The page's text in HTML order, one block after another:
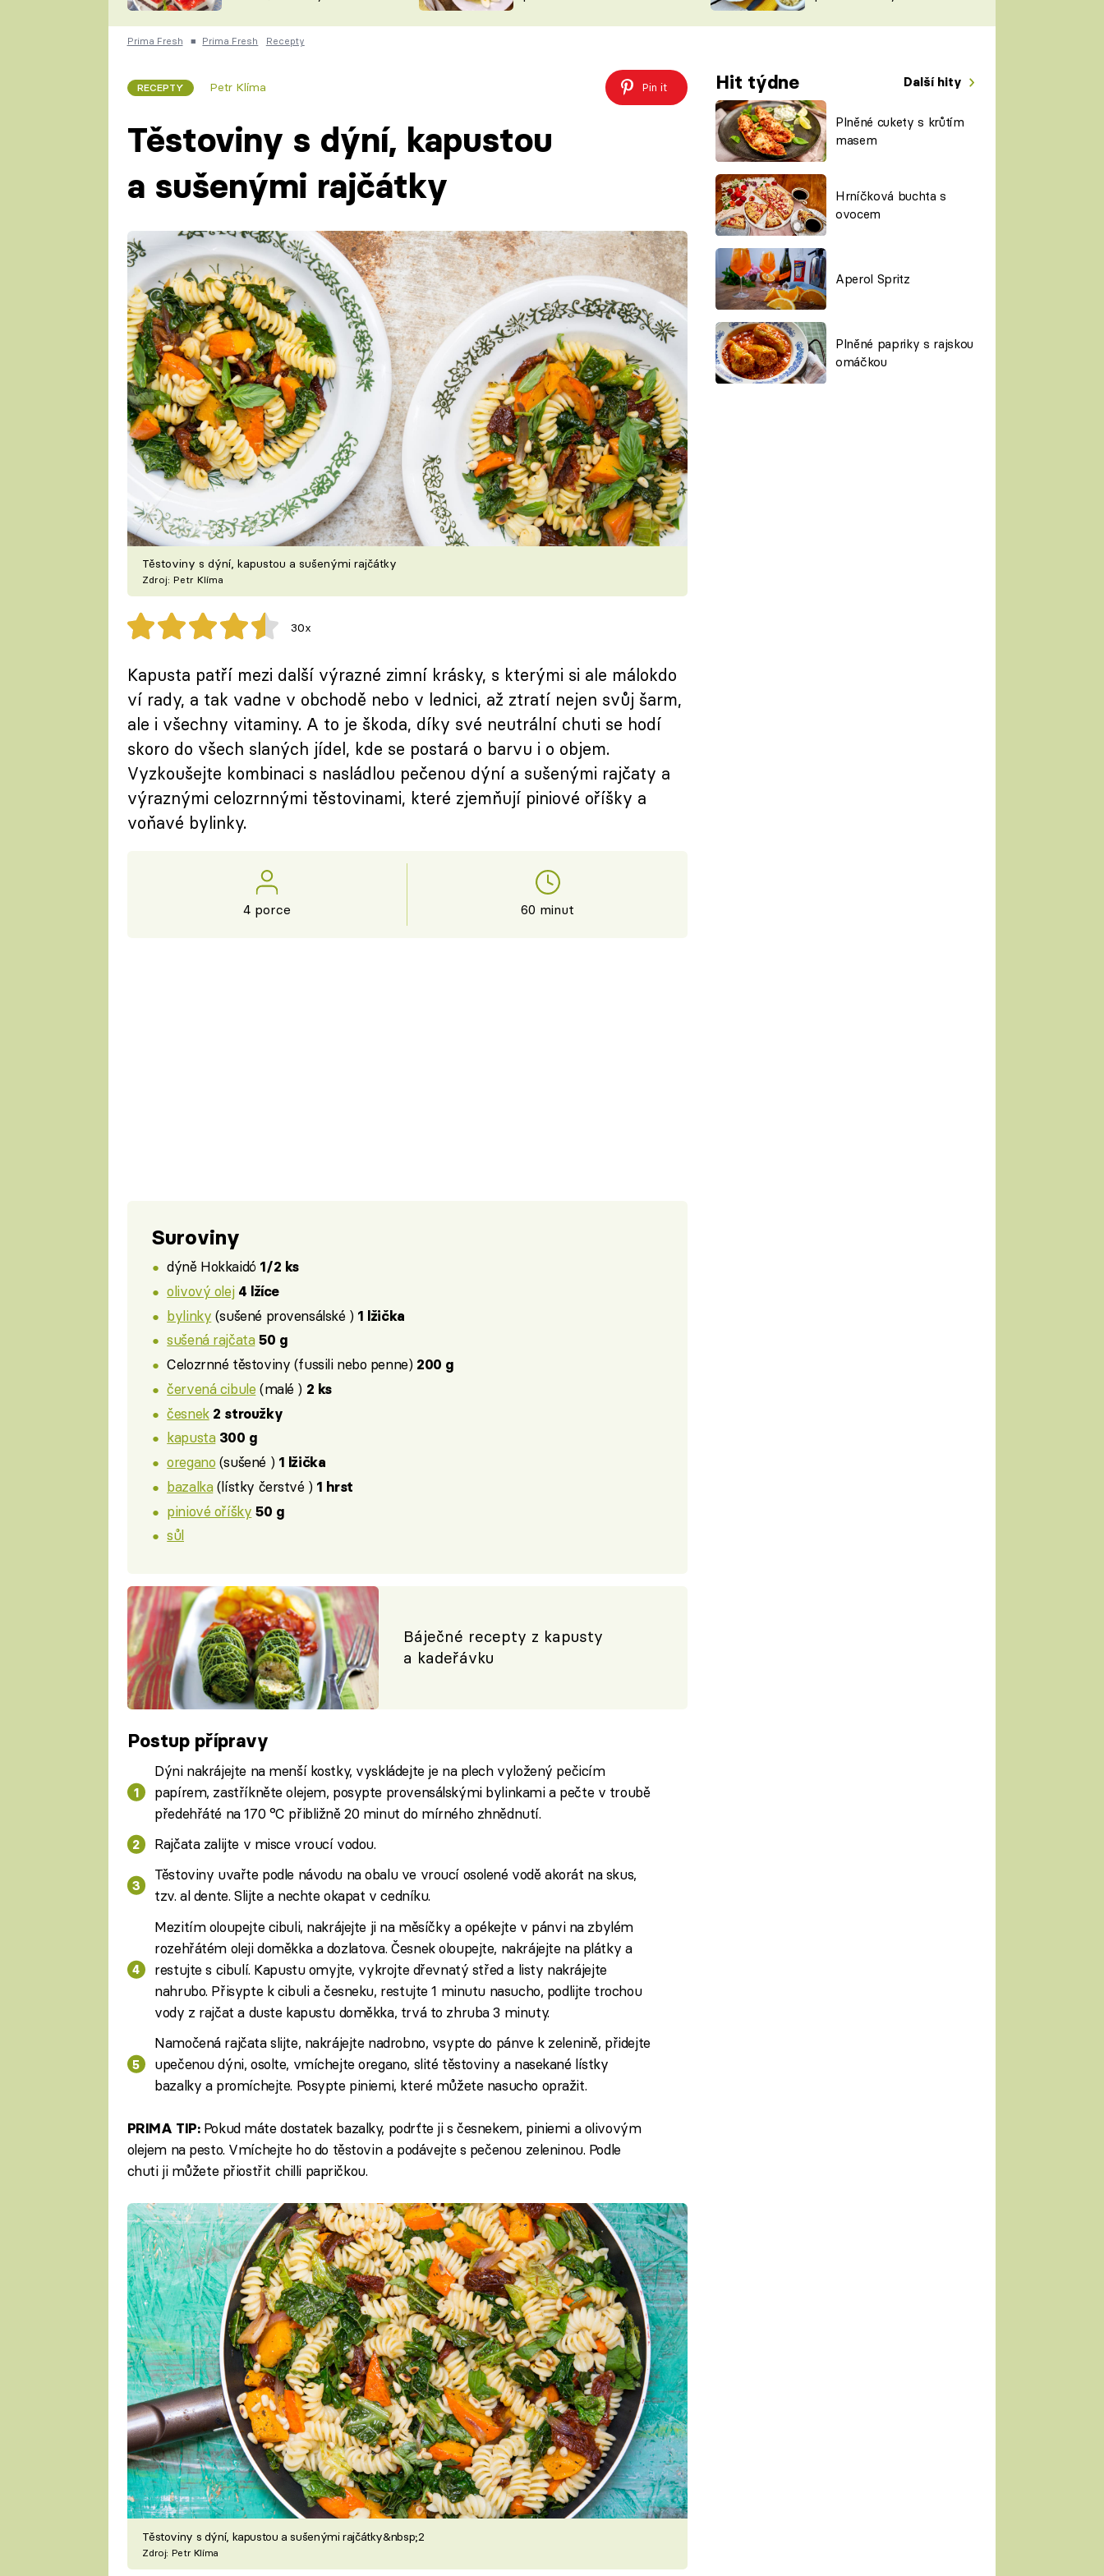
ČESKO NA TALÍŘI
KUCHAŘKA
VYCHYTÁVKY
ŠÉFREDAKTORKY
ČASOPIS
Prima Fresh ■ Prima Fresh Recepty
RECEPTY Petr Klíma Pin it Hit týdne Další hity
Plněné cukety s krůtím
masem
Hrníčková buchta s
ovocem
Aperol Spritz
Plněné papriky s rajskou
omáčkou
Těstoviny s dýní, kapustou
a sušenými rajčátky
Těstoviny s dýní, kapustou a sušenými rajčátky
Zdroj: Petr Klíma
30x
Kapusta patří mezi další výrazné zimní krásky, s kterými si ale málokdo
ví rady, a tak vadne v obchodě nebo v lednici, až ztratí nejen svůj šarm,
ale i všechny vitaminy. A to je škoda, díky své neutrální chuti se hodí
skoro do všech slaných jídel, kde se postará o barvu i o objem.
Vyzkoušejte kombinaci s nasládlou pečenou dýní a sušenými rajčaty a
výraznými celozrnnými těstovinami, které zjemňují piniové oříšky a
voňavé bylinky.
4 porce 60 minut
Suroviny
dýně Hokkaidó 1/2 ks
olivový olej 4 lžíce
bylinky (sušené provensálské ) 1 lžička
sušená rajčata 50 g
Celozrnné těstoviny (fussili nebo penne) 200 g
červená cibule (malé ) 2 ks
česnek 2 stroužky
kapusta 300 g
oregano (sušené ) 1 lžička
bazalka(lístky čerstvé ) 1 hrst
piniové oříšky 50 g
sůl
Báječné recepty z kapusty
a kadeřávku
Postup přípravy
Dýni nakrájejte na menší kostky, vyskládejte je na plech vyložený pečicím
papírem, zastříkněte olejem, posypte provensálskými bylinkami a pečte v troubě
předehřáté na 170 °C přibližně 20 minut do mírného zhnědnutí.
Rajčata zalijte v misce vroucí vodou.
Těstoviny uvařte podle návodu na obalu ve vroucí osolené vodě akorát na skus,
tzv. al dente. Slijte a nechte okapat v cedníku.
Mezitím oloupejte cibuli, nakrájejte ji na měsíčky a opékejte v pánvi na zbylém
rozehřátém oleji doměkka a dozlatova. Česnek oloupejte, nakrájejte na plátky a
restujte s cibulí. Kapustu omyjte, vykrojte dřevnatý střed a listy nakrájejte
nahrubo. Přisypte k cibuli a česneku, restujte 1 minutu nasucho, podlijte trochou
vody z rajčat a duste kapustu doměkka, trvá to zhruba 3 minuty.
Namočená rajčata slijte, nakrájejte nadrobno, vsypte do pánve k zelenině, přidejte
upečenou dýni, osolte, vmíchejte oregano, slité těstoviny a nasekané lístky
bazalky a promíchejte. Posypte piniemi, které můžete nasucho opražit.
PRIMA TIP:Pokud máte dostatek bazalky, podrťte ji s česnekem, piniemi a olivovým
olejem na pesto. Vmíchejte ho do těstovin a podávejte s pečenou zeleninou. Podle
chuti ji můžete přiostřit chilli papričkou.
Těstoviny s dýní, kapustou a sušenými rajčátky&nbsp;2
Zdroj: Petr Klíma